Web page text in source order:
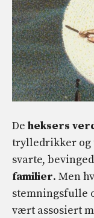
De heksers
trylledrikker og
svarte,
familier. Men
stemningsfulle
vært assosiert